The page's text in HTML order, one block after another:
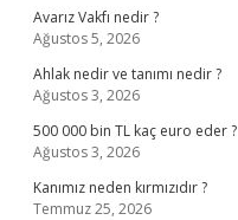
Avarız Vakfı nedir ?
Ağustos 5, 2026
Ahlak nedir ve tanımı nedir ?
Ağustos 3, 2026
500 000 bin TL kaç euro eder ?
Ağustos 3, 2026
Kanımız neden kırmızıdır ?
Temmuz 25, 2026